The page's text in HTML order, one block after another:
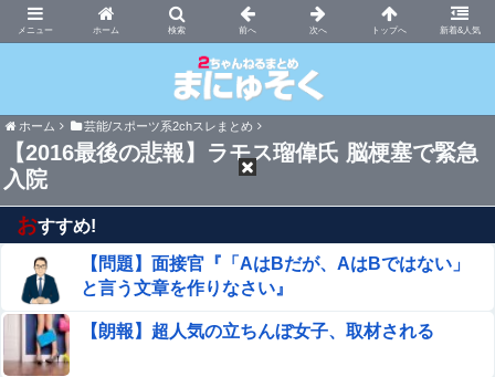
ホーム 新着&人気
まにゅそく 2chまとめニュース速報VIP
ホーム 芸能/スポーツ系2chスレまとめ
【2016最後の悲報】ラモス瑠偉氏 脳梗塞で緊急
入院
おすすめ!
【問題】面接官『「AはBだが、AはBではない」
と言う文章を作りなさい』
【朗報】超人気の立ちんぼ女子、取材される